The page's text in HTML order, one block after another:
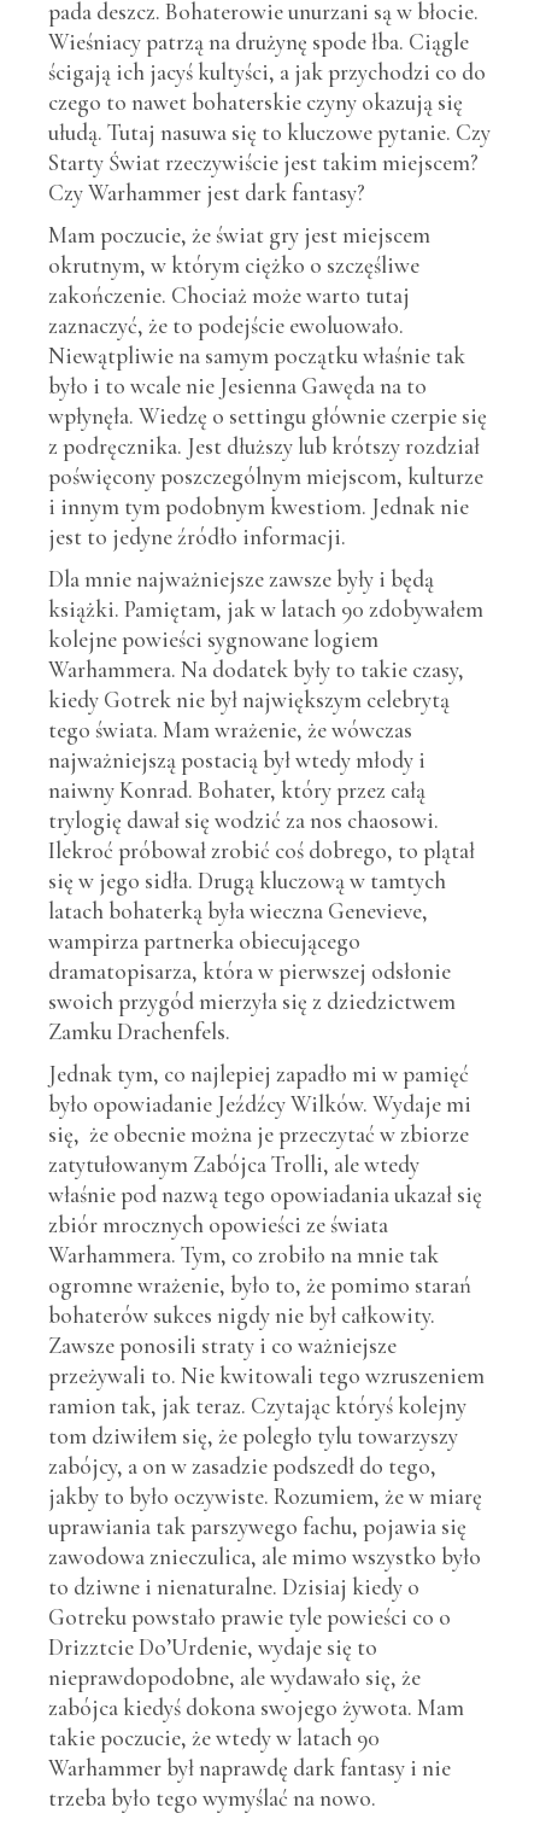
pada deszcz. Bohaterowie unurzani są w błocie.
Wieśniacy patrzą na drużynę spode łba. Ciągle
ścigają ich jacyś kultyści, a jak przychodzi co do
czego to nawet bohaterskie czyny okazują się
ułudą. Tutaj nasuwa się to kluczowe pytanie. Czy
Starty Świat rzeczywiście jest takim miejscem?
Czy Warhammer jest dark fantasy?
Mam poczucie, że świat gry jest miejscem
okrutnym, w którym ciężko o szczęśliwe
zakończenie. Chociaż może warto tutaj
zaznaczyć, że to podejście ewoluowało.
Niewątpliwie na samym początku właśnie tak
było i to wcale nie Jesienna Gawęda na to
wpłynęła. Wiedzę o settingu głównie czerpie się
z podręcznika. Jest dłuższy lub krótszy rozdział
poświęcony poszczególnym miejscom, kulturze
i innym tym podobnym kwestiom. Jednak nie
jest to jedyne źródło informacji.
Dla mnie najważniejsze zawsze były i będą
książki. Pamiętam, jak w latach 90 zdobywałem
kolejne powieści sygnowane logiem
Warhammera. Na dodatek były to takie czasy,
kiedy Gotrek nie był największym celebrytą
tego świata. Mam wrażenie, że wówczas
najważniejszą postacią był wtedy młody i
naiwny Konrad. Bohater, który przez całą
trylogię dawał się wodzić za nos chaosowi.
Ilekroć próbował zrobić coś dobrego, to plątał
się w jego sidła. Drugą kluczową w tamtych
latach bohaterką była wieczna Genevieve,
wampirza partnerka obiecującego
dramatopisarza, która w pierwszej odsłonie
swoich przygód mierzyła się z dziedzictwem
Zamku Drachenfels.
Jednak tym, co najlepiej zapadło mi w pamięć
było opowiadanie Jeźdźcy Wilków. Wydaje mi
się, że obecnie można je przeczytać w zbiorze
zatytułowanym Zabójca Trolli, ale wtedy
właśnie pod nazwą tego opowiadania ukazał się
zbiór mrocznych opowieści ze świata
Warhammera. Tym, co zrobiło na mnie tak
ogromne wrażenie, było to, że pomimo starań
bohaterów sukces nigdy nie był całkowity.
Zawsze ponosili straty i co ważniejsze
przeżywali to. Nie kwitowali tego wzruszeniem
ramion tak, jak teraz. Czytając któryś kolejny
tom dziwiłem się, że poległo tylu towarzyszy
zabójcy, a on w zasadzie podszedł do tego,
jakby to było oczywiste. Rozumiem, że w miarę
uprawiania tak parszywego fachu, pojawia się
zawodowa znieczulica, ale mimo wszystko było
to dziwne i nienaturalne. Dzisiaj kiedy o
Gotreku powstało prawie tyle powieści co o
Drizztcie Do’Urdenie, wydaje się to
nieprawdopodobne, ale wydawało się, że
zabójca kiedyś dokona swojego żywota. Mam
takie poczucie, że wtedy w latach 90
Warhammer był naprawdę dark fantasy i nie
trzeba było tego wymyślać na nowo.